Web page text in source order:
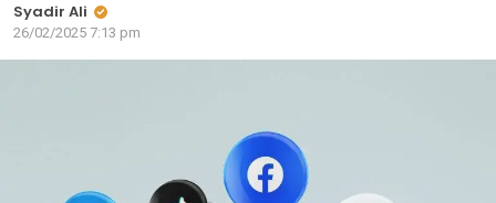
Syadir Ali
26/02/2025 7:13 pm